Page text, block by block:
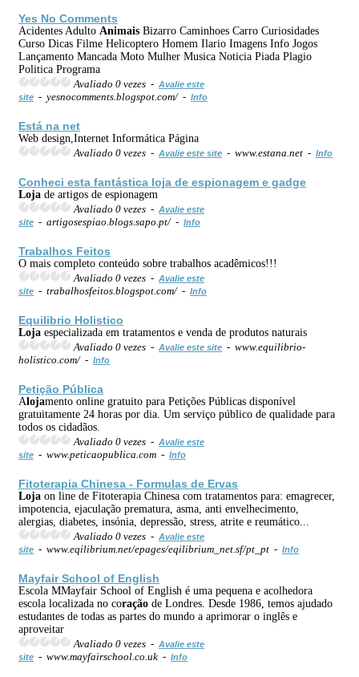
Yes No Comments
Acidentes Adulto Animais Bizarro Caminhoes Carro Curiosidades
Curso Dicas Filme Helicoptero Homem Ilario Imagens Info Jogos
Lançamento Mancada Moto Mulher Musica Noticia Piada Plagio
Politica Programa
Avaliado 0 vezes - Avalie este
site - yesnocomments.blogspot.com/ - Info
Está na net
Web design,Internet Informática Página
Avaliado 0 vezes - Avalie este site - www.estana.net - Info
Conheci esta fantástica loja de espionagem e gadge
Loja de artigos de espionagem
Avaliado 0 vezes - Avalie este
site - artigosespiao.blogs.sapo.pt/ - Info
Trabalhos Feitos
O mais completo conteúdo sobre trabalhos acadêmicos!!!
Avaliado 0 vezes - Avalie este
site - trabalhosfeitos.blogspot.com/ - Info
Equilibrio Holistico
Loja especializada em tratamentos e venda de produtos naturais
Avaliado 0 vezes - Avalie este site - www.equilibrio-
holistico.com/ - Info
Petição Pública
Alojamento online gratuito para Petições Públicas disponível
gratuitamente 24 horas por dia. Um serviço público de qualidade para
todos os cidadãos.
Avaliado 0 vezes - Avalie este
site - www.peticaopublica.com - Info
Fitoterapia Chinesa - Formulas de Ervas
Loja on line de Fitoterapia Chinesa com tratamentos para: emagrecer,
impotencia, ejaculação prematura, asma, anti envelhecimento,
alergias, diabetes, insónia, depressão, stress, atrite e reumático...
Avaliado 0 vezes - Avalie este
site - www.eqilibrium.net/epages/eqilibrium_net.sf/pt_pt - Info
Mayfair School of English
Escola MMayfair School of English é uma pequena e acolhedora
escola localizada no coração de Londres. Desde 1986, temos ajudado
estudantes de todas as partes do mundo a aprimorar o inglês e
aproveitar
Avaliado 0 vezes - Avalie este
site - www.mayfairschool.co.uk - Info